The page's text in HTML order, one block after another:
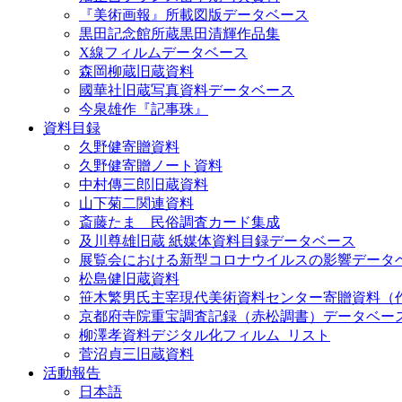
『美術画報』所載図版データベース
黒田記念館所蔵黒田清輝作品集
X線フィルムデータベース
森岡柳蔵旧蔵資料
國華社旧蔵写真資料データベース
今泉雄作『記事珠』
資料目録
久野健寄贈資料
久野健寄贈ノート資料
中村傳三郎旧蔵資料
山下菊二関連資料
斎藤たま 民俗調査カード集成
及川尊雄旧蔵 紙媒体資料目録データベース
展覧会における新型コロナウイルスの影響データ
松島健旧蔵資料
笹木繁男氏主宰現代美術資料センター寄贈資料（
京都府寺院重宝調査記録（赤松調書）データベー
柳澤孝資料デジタル化フィルム_リスト
菅沼貞三旧蔵資料
活動報告
日本語